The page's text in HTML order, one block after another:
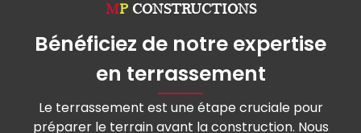
MPCONSTRUCTIONS
Bénéficiez de notre expertise
en terrassement
Le terrassement est une étape cruciale pour
préparer le terrain avant la construction. Nous